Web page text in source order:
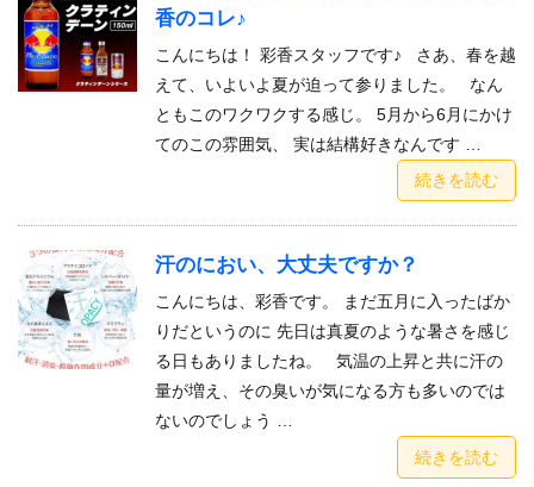
香のコレ♪
こんにちは！ 彩香スタッフです♪ さあ、春を越
えて、いよいよ夏が迫って参りました。 なん
ともこのワクワクする感じ。 5月から6月にかけ
てのこの雰囲気、 実は結構好きなんです …
続きを読む
汗のにおい、大丈夫ですか？
こんにちは、彩香です。 まだ五月に入ったばか
りだというのに 先日は真夏のような暑さを感じ
る日もありましたね。 気温の上昇と共に汗の
量が増え、その臭いが気になる方も多いのでは
ないのでしょう …
続きを読む